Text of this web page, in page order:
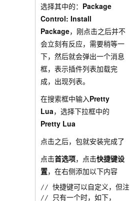
选择其中的： Package
Control: Install
Package，刚点击之后并不
会立刻有反应，需要稍等一
下，然后就会弹出一个消息
框，表示插件列表加载完
成，出现列表。
在搜索框中输入Pretty
Lua，选择下拉框中的
Pretty Lua
点击之后，包就安装完成了
点击首选项，点击快捷键设
置，在右侧添加以下内容
// 快捷键可以自定义，但注
// 只有一个时，如下，